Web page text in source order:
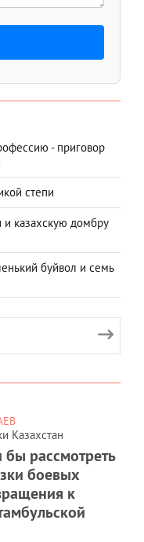
- приговор
степи
и казахскую домбру
буйвол и семь
Казахстан
рассмотреть
боевых
к